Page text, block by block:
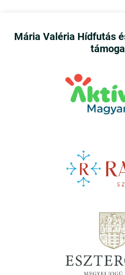
Mária Valéria Hídfutás